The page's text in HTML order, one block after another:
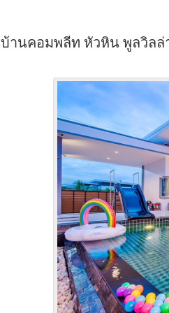
บ้านคอมพลีท หัวหิน พูลวิลล่